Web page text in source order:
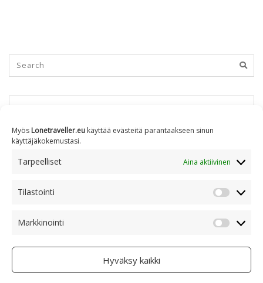
Myös Lonetraveller.eu käyttää evästeitä parantaakseen sinun
käyttäjäkokemustasi.
Tarpeelliset Aina aktiivinen
Tilastointi
Markkinointi
Hyväksy kaikki
Kuukausittain
Aiheittain